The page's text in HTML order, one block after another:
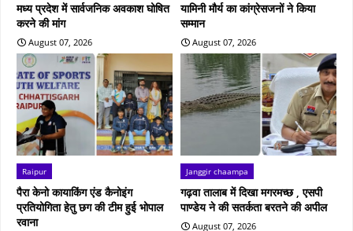
मध्य प्रदेश में सार्वजनिक अवकाश घोषित
करने की मांग
August 07, 2026
यामिनी मौर्य का कांग्रेसजनों ने किया
सम्मान
August 07, 2026
Raipur
पैरा केनो कायाकिंग एंड कैनोइंग
प्रतियोगिता हेतु छग की टीम हुई भोपाल
रवाना
Janggir chaampa
गढ़वा तालाब में दिखा मगरमच्छ , एसपी
पाण्डेय ने की सतर्कता बरतने की अपील
August 07, 2026